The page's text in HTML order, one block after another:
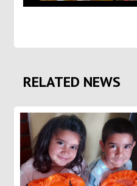
RELATED NEWS